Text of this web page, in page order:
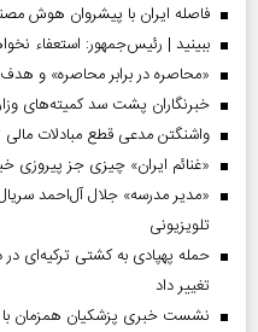
فاصله ایران با پیشرو‌ان هوش
ببینید | رئیس‌جمهور: استعفاء
«محاصره در برابر محاصره» و
خبرنگاران پشت سد کمیته‌های
واشنگتن مدعی قطع مبادلات
«غنائم ایران» چیزی جز پیروزی
«مدیر مدرسه» جلال آل‌احمد سریال
تلویزیونی
تغییر داد
نشست خبری پزشکیان همزمان با